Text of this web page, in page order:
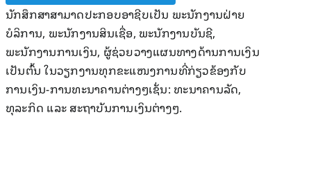
​ນັກ​ສຶກ​ສາ​ສາ​ມາດ​ປະ​ກອບອາ​ຊີບ​ເປັນ ພະນັກງານ​ຝ່າຍ​
ບໍລິການ, ພະນັກງານ​ສິນ​ເຊື່ອ, ພະນັກງານ​ບັນຊີ,
ພະນັກງານ​ການ​ເງິນ, ຜູ້​ຊ່ວຍ​ວາງ​ແຜນ​ທາງ​ດ້ານ​ການ​ເງິນ
​ເປັນຕົ້ນ ໃນ​​ວຽກ​ງານທຸກຂະ​ແໜງ​ການ​ທີ່​ກ່ຽວຂ້ອງ​ກັບ​
ການ​​ເງິນ-ການ​ທະນາຄານ​ຕ່າງໆ​ເຊັ່ນ: ​​ທະນາຄານລັດ,
ທຸລະ​ກິດ ​ແລະ ສະ​ຖາ​ບັນ​ການ​ເງິນ​ຕ່າງໆ.